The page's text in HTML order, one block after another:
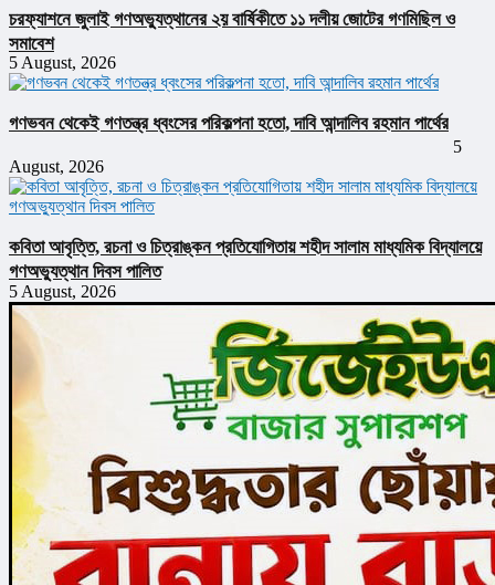
চরফ্যাশনে জুলাই গণঅভ্যুত্থানের ২য় বার্ষিকীতে ১১ দলীয় জোটের গণমিছিল ও
সমাবেশ
5 August, 2026
গণভবন থেকেই গণতন্ত্র ধ্বংসের পরিকল্পনা হতো, দাবি আন্দালিব রহমান পার্থের
5
August, 2026
কবিতা আবৃত্তি, রচনা ও চিত্রাঙ্কন প্রতিযোগিতায় শহীদ সালাম মাধ্যমিক বিদ্যালয়ে
গণঅভ্যুত্থান দিবস পালিত
5 August, 2026